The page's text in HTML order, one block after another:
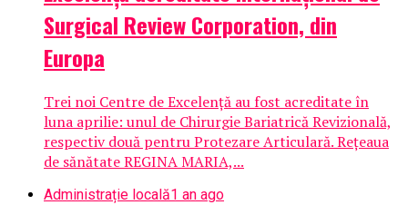
Surgical Review Corporation, din
Europa
Trei noi Centre de Excelență au fost acreditate în
luna aprilie: unul de Chirurgie Bariatrică Revizională,
respectiv două pentru Protezare Articulară. Rețeaua
de sănătate REGINA MARIA,...
Administrație locală1 an ago